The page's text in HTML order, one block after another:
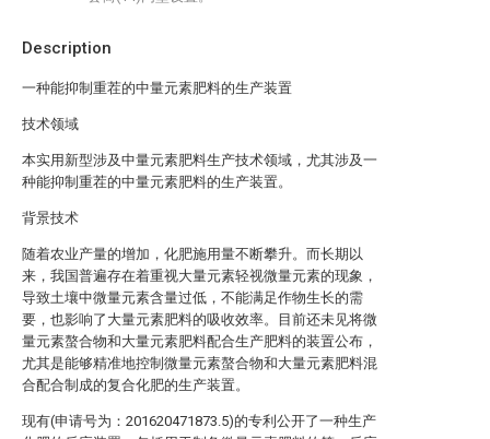
Description
一种能抑制重茬的中量元素肥料的生产装置
技术领域
本实用新型涉及中量元素肥料生产技术领域，尤其涉及一
种能抑制重茬的中量元素肥料的生产装置。
背景技术
随着农业产量的增加，化肥施用量不断攀升。而长期以
来，我国普遍存在着重视大量元素轻视微量元素的现象，
导致土壤中微量元素含量过低，不能满足作物生长的需
要，也影响了大量元素肥料的吸收效率。目前还未见将微
量元素螯合物和大量元素肥料配合生产肥料的装置公布，
尤其是能够精准地控制微量元素螯合物和大量元素肥料混
合配合制成的复合化肥的生产装置。
现有(申请号为：201620471873.5)的专利公开了一种生产